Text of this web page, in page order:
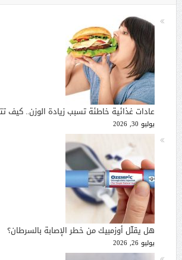
عادات غذائية خاطئة تسبب زيادة الوزن.. كيف
يوليو 30, 2026
هل يقلّل أوزمبيك من خطر الإصابة بالسرطان؟
يوليو 26, 2026